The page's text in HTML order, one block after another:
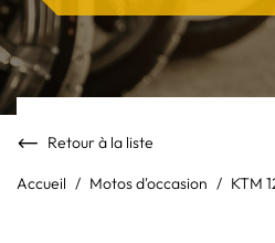
Accueil Motos d'occasion KTM
Retour à la liste